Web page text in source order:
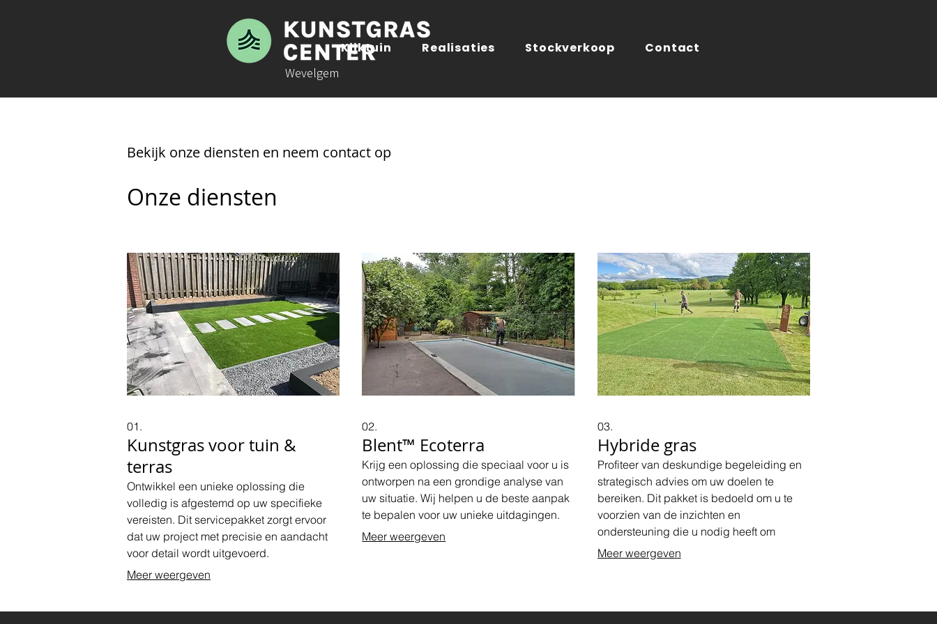
Wevelgem
Kijktuin Realisaties Stockverkoop Contact
Bekijk onze diensten en neem contact op
Onze diensten
01.
Kunstgras voor tuin &
terras
Ontwikkel een unieke oplossing die
volledig is afgestemd op uw specifieke
vereisten. Dit servicepakket zorgt ervoor
dat uw project met precisie en aandacht
voor detail wordt uitgevoerd.
Meer weergeven
02.
Blent™ Ecoterra
Krijg een oplossing die speciaal voor u is
ontworpen na een grondige analyse van
uw situatie. Wij helpen u de beste aanpak
te bepalen voor uw unieke uitdagingen.
Meer weergeven
03.
Hybride gras
Profiteer van deskundige begeleiding en
strategisch advies om uw doelen te
bereiken. Dit pakket is bedoeld om u te
voorzien van de inzichten en
ondersteuning die u nodig heeft om
succesvol te zijn.
Meer weergeven